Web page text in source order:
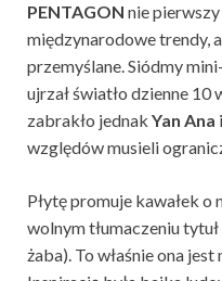
PENTAGON nie pierwszy
międzynarodowe trendy,
przemyślane. Siódmy
ujrzał światło dzienne
zabrakło jednak Yan Ana i
względów musieli
Płytę promuje kawałek o
wolnym tłumaczeniu
żaba). To właśnie ona